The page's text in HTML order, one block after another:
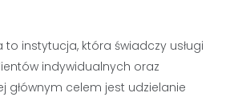
instytucja, która świadczy usługi
indywidualnych oraz
głównym celem jest udzielanie